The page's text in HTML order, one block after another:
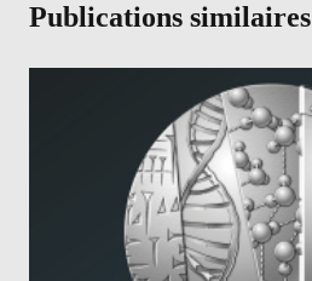
Publications similaires